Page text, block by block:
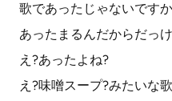
歌であったじゃないです
あったまるんだからだっけ
え?あったよね?
え?味噌スープ?みたいな